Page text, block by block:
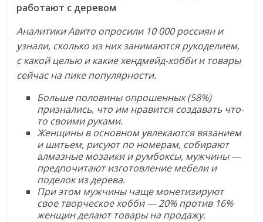
работают с деревом
Аналитики Авито опросили 10 000 россиян и
узнали, сколько из них занимаются рукоделием,
с какой целью и какие хендмейд-хобби и товары
сейчас на пике популярности.
Больше половины опрошенных (58%)
признались, что им нравится создавать что-
то своими руками.
Женщины в основном увлекаются вязанием
и шитьем, рисуют по номерам, собирают
алмазные мозаики и румбоксы, мужчины —
предпочитают изготовление мебели и
поделок из дерева.
При этом мужчины чаще монетизируют
свое творческое хобби — 20% против 16%
женщин делают товары на продажу.